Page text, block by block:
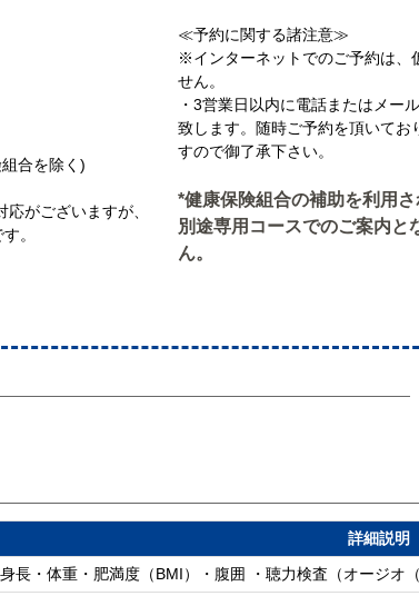
合を除く)
がございますが、
。
≪予約に関する諸注意≫
※インターネットでのご予約は、
せん。
・3営業日以内に電話またはメー
致します。随時ご予約を頂いて
すので御了承下さい。
*健康保険組合の補助を利用
別途専用コースでのご案内と
ん。
詳細説明
身長・体重・肥満度（BMI）・腹囲 ・聴力検査（オージオ